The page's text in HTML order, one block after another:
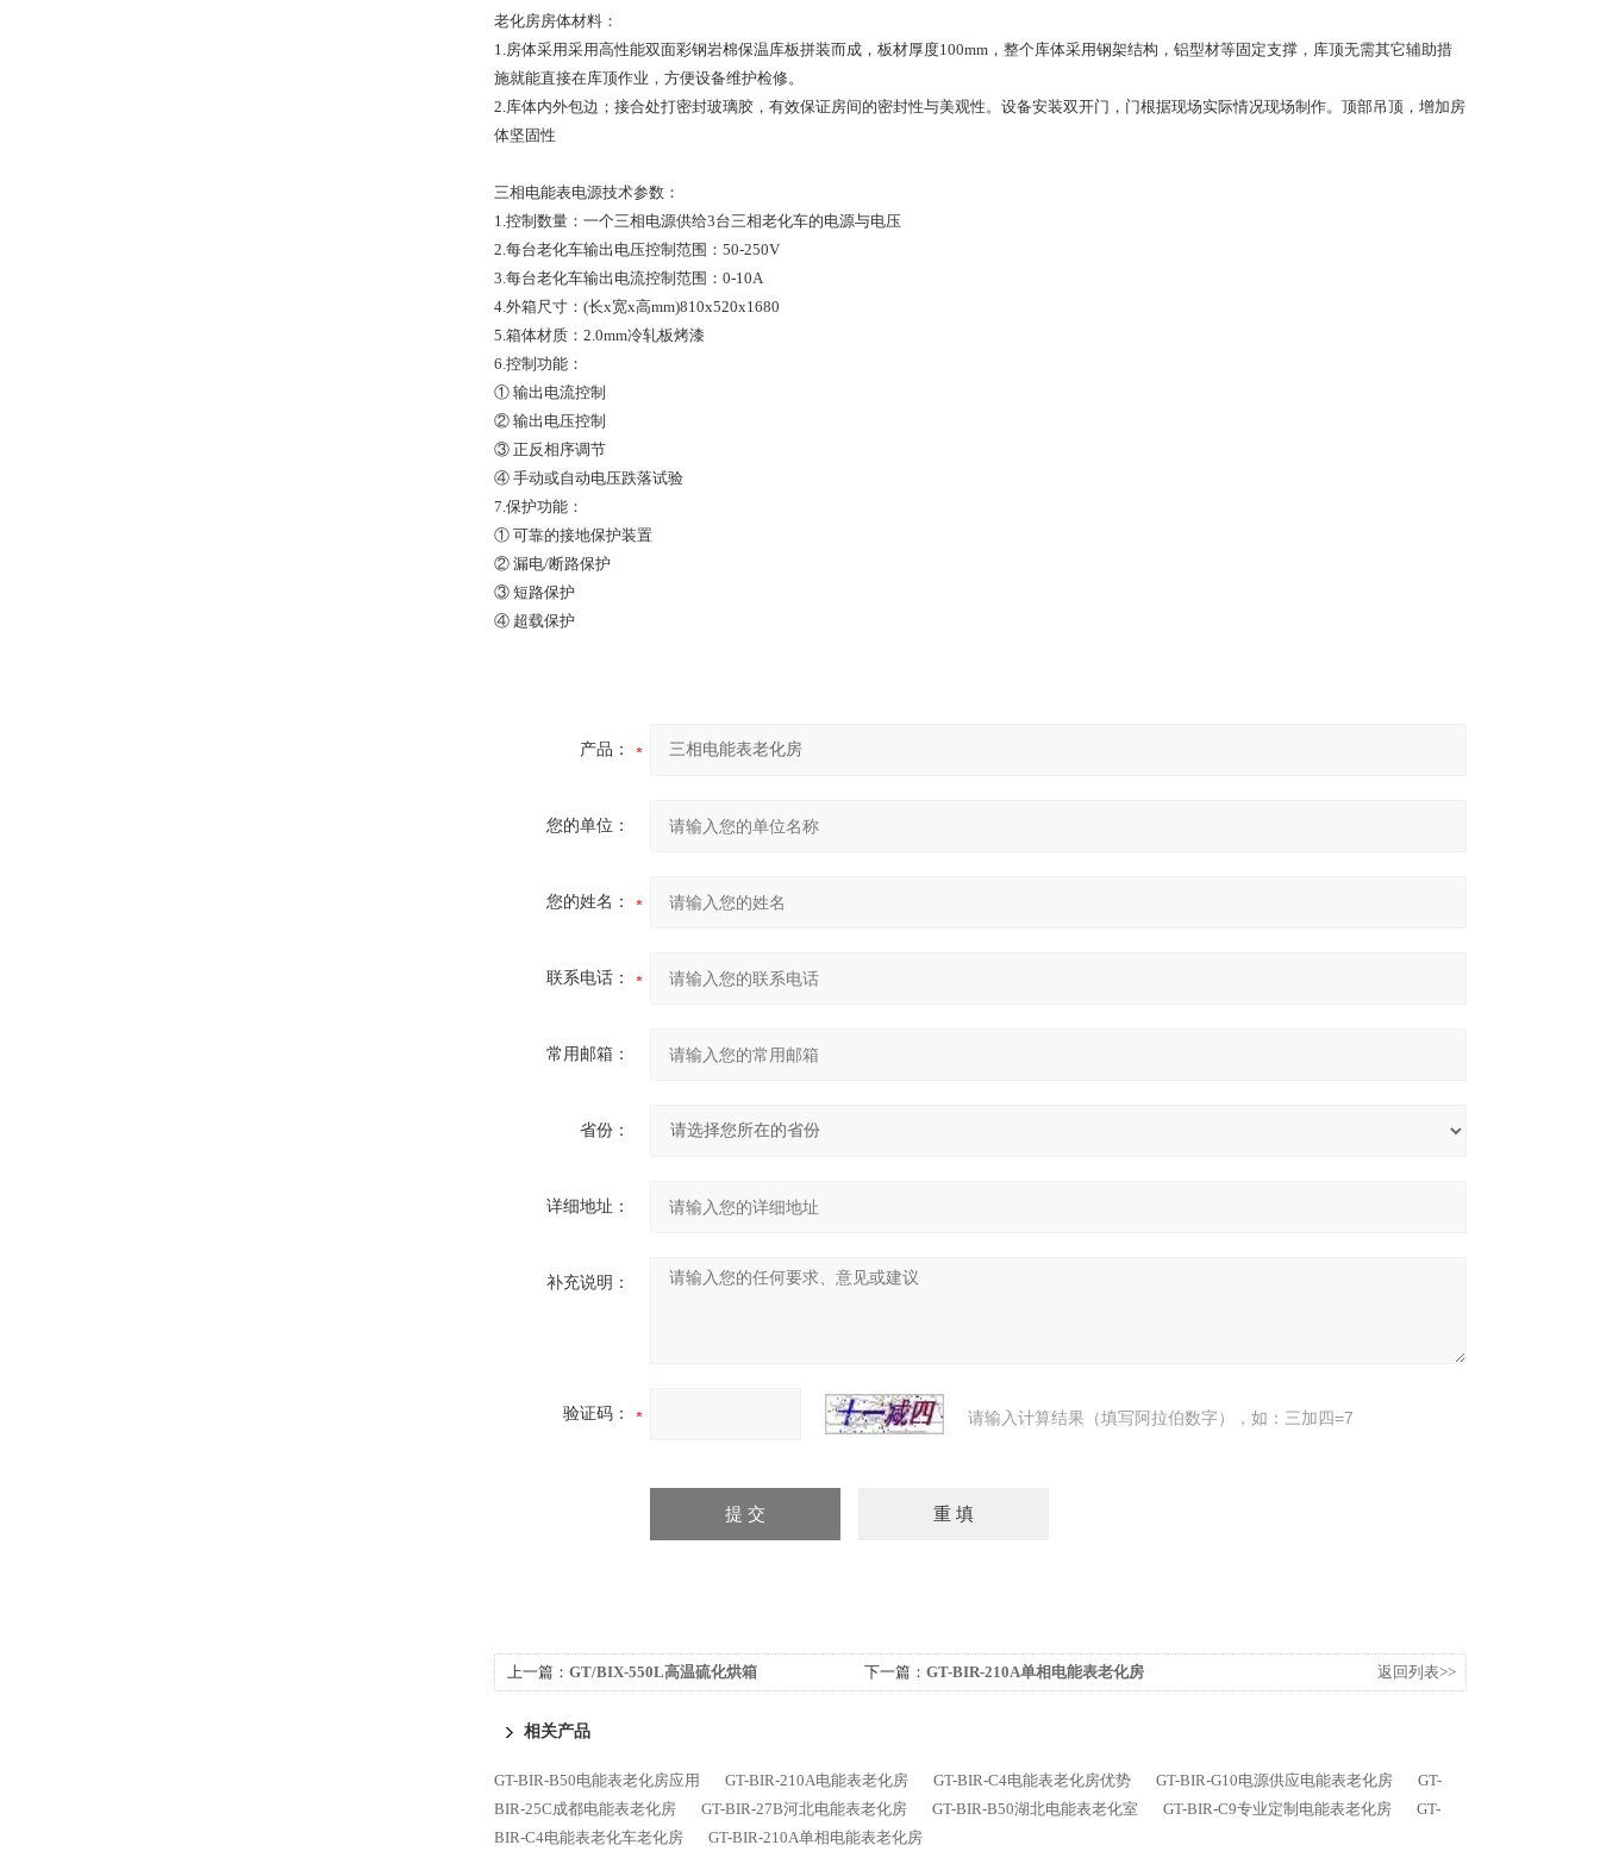
老化房房体材料：
1.房体采用采用高性能双面彩钢岩棉保温库板拼装而成，板材厚度100mm，整个库体采用钢架结构，铝型材等固定支撑，库顶无需其它辅助措
施就能直接在库顶作业，方便设备维护检修。
2.库体内外包边；接合处打密封玻璃胶，有效保证房间的密封性与美观性。设备安装双开门，门根据现场实际情况现场制作。顶部吊顶，增加房
体坚固性
三相电能表电源技术参数：
1.控制数量：一个三相电源供给3台三相老化车的电源与电压
2.每台老化车输出电压控制范围：50-250V
3.每台老化车输出电流控制范围：0-10A
4.外箱尺寸：(长x宽x高mm)810x520x1680
5.箱体材质：2.0mm冷轧板烤漆
6.控制功能：
① 输出电流控制
② 输出电压控制
③ 正反相序调节
④ 手动或自动电压跌落试验
7.保护功能：
① 可靠的接地保护装置
② 漏电/断路保护
③ 短路保护
④ 超载保护
产品：
您的单位：
您的姓名：
联系电话：
常用邮箱：
省份：
详细地址：
补充说明：
验证码： 请输入计算结果（填写阿拉伯数字），如：三加四=7
上一篇： GT/BIX-550L高温硫化烘箱 下一篇： GT-BIR-210A单相电能表老化房 返回列表>>
相关产品
GT-BIR-B50电能表老化房应用 GT-BIR-210A电能表老化房 GT-BIR-C4电能表老化房优势 GT-BIR-G10电源供应电能表老化房
GT-
BIR-25C成都电能表老化房
GT-BIR-27B河北电能表老化房 GT-BIR-B50湖北电能表老化室 GT-BIR-C9专业定制电能表老化房
GT-
BIR-C4电能表老化车老化房
GT-BIR-210A单相电能表老化房